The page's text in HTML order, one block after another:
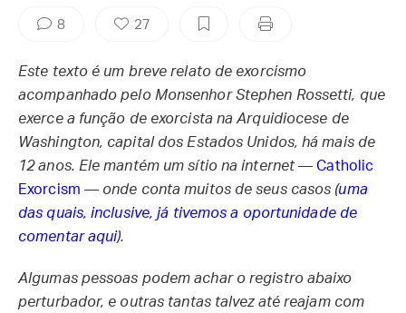
8 27
Este texto é um breve relato de exorcismo
acompanhado pelo Monsenhor Stephen Rossetti, que
exerce a função de exorcista na Arquidiocese de
Washington, capital dos Estados Unidos, há mais de
12 anos. Ele mantém um sítio na internet—Catholic
Exorcism — onde conta muitos de seus casos (uma
das quais, inclusive, já tivemos a oportunidade de
comentar aqui).
Algumas pessoas podem achar o registro abaixo
perturbador, e outras tantas talvez até reajam com